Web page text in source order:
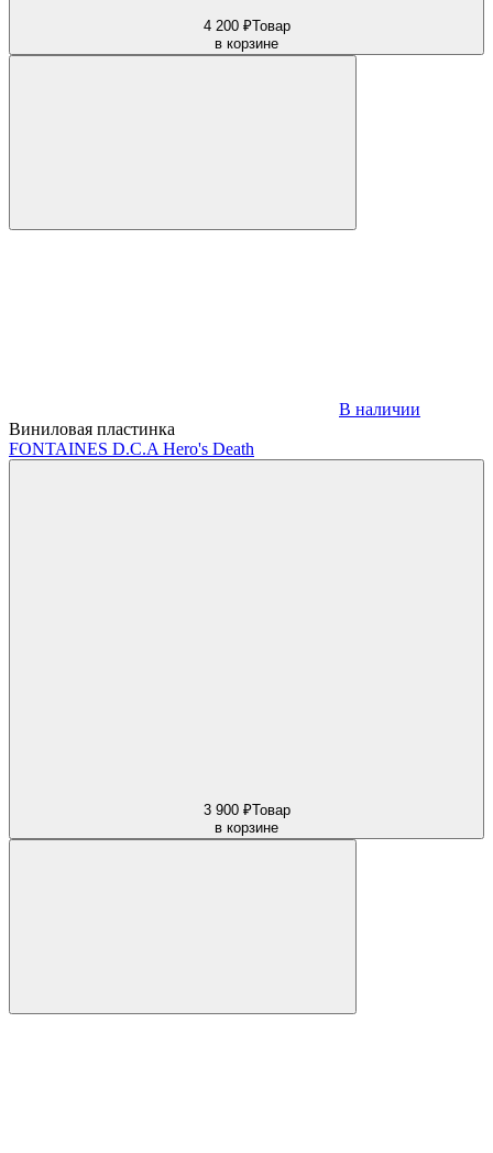
4 200 ₽Товар
в корзине
В наличии
Виниловая пластинка
FONTAINES D.C.A Hero's Death
3 900 ₽Товар
в корзине